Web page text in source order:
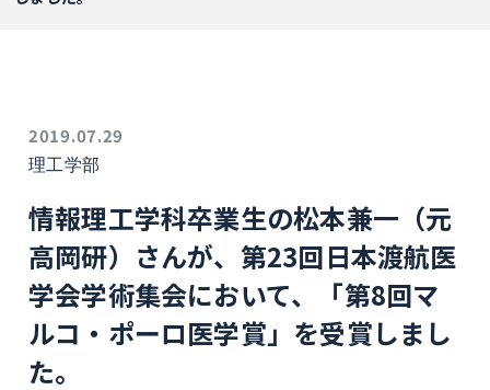
2019.07.29
理工学部
情報理工学科卒業生の松本兼一（元
高岡研）さんが、第23回日本渡航医
学会学術集会において、「第8回マ
ルコ・ポーロ医学賞」を受賞しまし
た。